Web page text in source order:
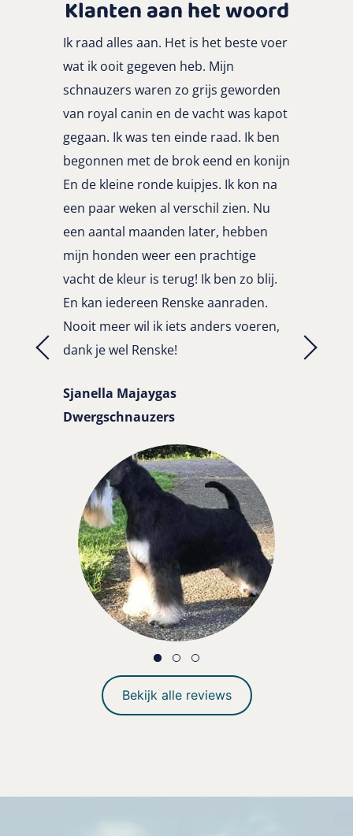
Klanten aan het woord
Ik raad alles aan. Het is het beste voer
wat ik ooit gegeven heb. Mijn
schnauzers waren zo grijs geworden
van royal canin en de vacht was kapot
gegaan. Ik was ten einde raad. Ik ben
begonnen met de brok eend en konijn
En de kleine ronde kuipjes. Ik kon na
een paar weken al verschil zien. Nu
een aantal maanden later, hebben
mijn honden weer een prachtige
vacht de kleur is terug! Ik ben zo blij.
En kan iedereen Renske aanraden.
Nooit meer wil ik iets anders voeren,
dank je wel Renske!
Sjanella Majaygas
Dwergschnauzers
Bekijk alle reviews